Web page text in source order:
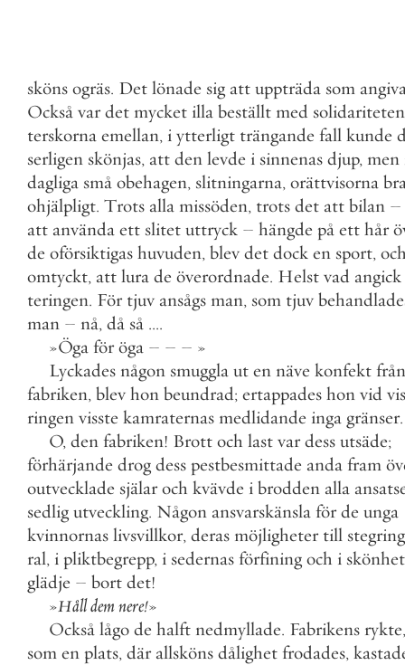
sköns ogräs. Det lönade sig att uppträda som
Också var det mycket illa beställt med solidariteten
terskorna emellan, i ytterligt trängande fall kunde
serligen skönjas, att den levde i sinnenas djup, men
dagliga små obehagen, slitningarna, orättvisorna
ohjälpligt. Trots alla missöden, trots det att bilan –
att använda ett slitet uttryck – hängde på ett hår
de oförsiktigas huvuden, blev det dock en sport,
omtyckt, att lura de överordnade. Helst vad angick
teringen. För tjuv ansågs man, som tjuv
man – nå, då så ....
»Öga för öga – – – »
Lyckades någon smuggla ut en näve konfekt från
fabriken, blev hon beundrad; ertappades hon vid
ringen visste kamraternas medlidande inga gränser.
O, den fabriken! Brott och last var dess utsäde;
förhärjande drog dess pestbesmittade anda fram
outvecklade själar och kvävde i brodden alla
sedlig utveckling. Någon ansvarskänsla för de unga
kvinnornas livsvillkor, deras möjligheter till stegring
ral, i pliktbegrepp, i sedernas förfining och i
glädje – bort det!
»Hålldemnere!»
Också lågo de halft nedmyllade. Fabrikens rykte,
som en plats, där allsköns dålighet frodades,